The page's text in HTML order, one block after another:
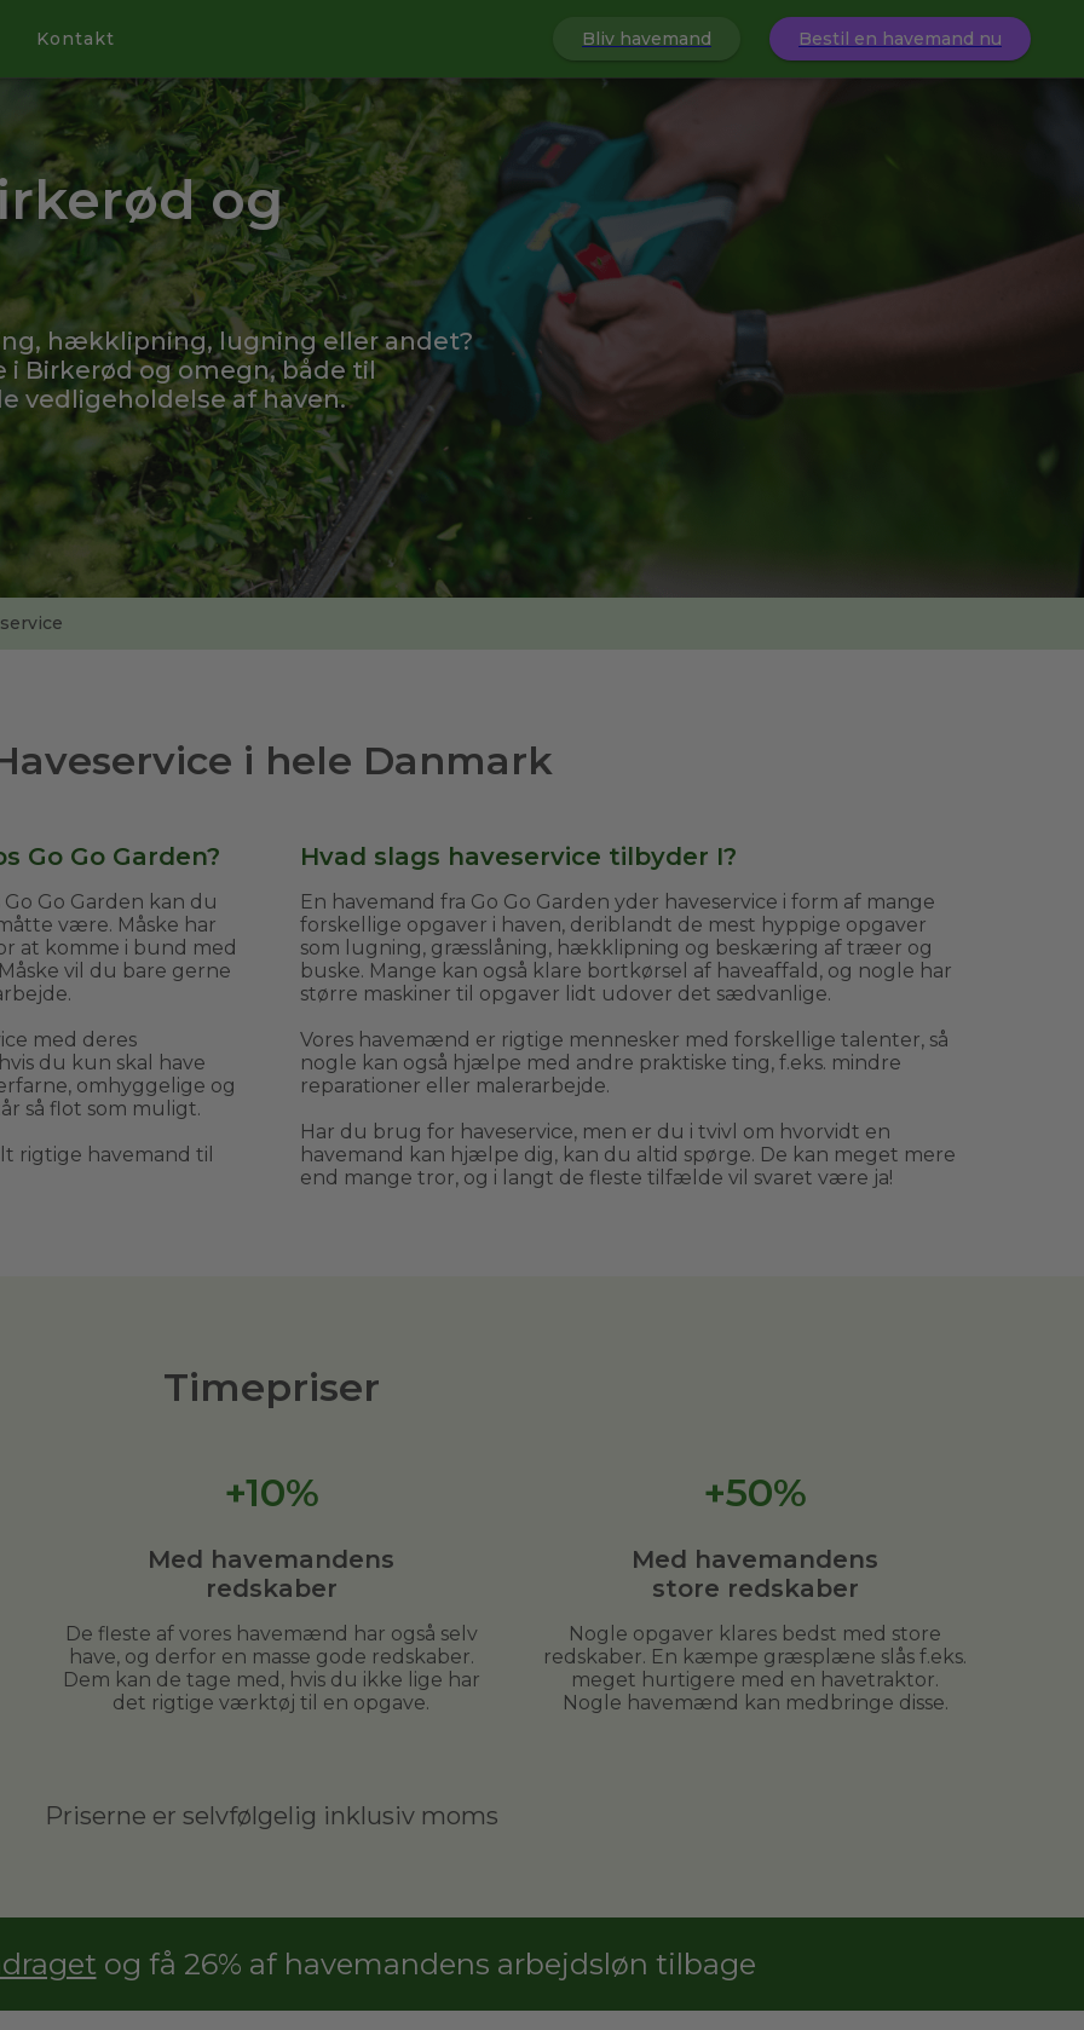
Kontakt Bliv havemand Bestil en havemand nu
og
hækklipning, lugning eller andet?
i Birkerød og omegn, både til
vedligeholdelse af haven.
i hele Danmark
Go Go Garden?
Go Garden kan du
være. Måske har
at komme i bund med
vil du bare gerne
med deres
du kun skal have
omhyggelige og
så flot som muligt.
rigtige havemand til
Hvad slags haveservice tilbyder I?
En havemand fra Go Go Garden yder haveservice i form af mange
forskellige opgaver i haven, deriblandt de mest hyppige opgaver
som lugning, græsslåning, hækklipning og beskæring af træer og
buske. Mange kan også klare bortkørsel af haveaffald, og nogle har
større maskiner til opgaver lidt udover det sædvanlige.
Vores havemænd er rigtige mennesker med forskellige talenter, så
nogle kan også hjælpe med andre praktiske ting, f.eks. mindre
reparationer eller malerarbejde.
Har du brug for haveservice, men er du i tvivl om hvorvidt en
havemand kan hjælpe dig, kan du altid spørge. De kan meget mere
end mange tror, og i langt de fleste tilfælde vil svaret være ja!
Timepriser
+10%
Med havemandens
redskaber
De fleste af vores havemænd har også selv
have, og derfor en masse gode redskaber.
Dem kan de tage med, hvis du ikke lige har
det rigtige værktøj til en opgave.
+50%
Med havemandens
store redskaber
Nogle opgaver klares bedst med store
redskaber. En kæmpe græsplæne slås f.eks.
meget hurtigere med en havetraktor.
Nogle havemænd kan medbringe disse.
Priserne er selvfølgelig inklusiv moms
og få 26% af havemandens arbejdsløn tilbage